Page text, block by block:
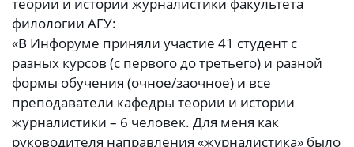
теории и истории журналистики факультета
филологии АГУ:
«В Инфоруме приняли участие 41 студент с
разных курсов (с первого до третьего) и разной
формы обучения (очное/заочное) и все
преподаватели кафедры теории и истории
журналистики – 6 человек. Для меня как
руководителя направления «журналистика» было